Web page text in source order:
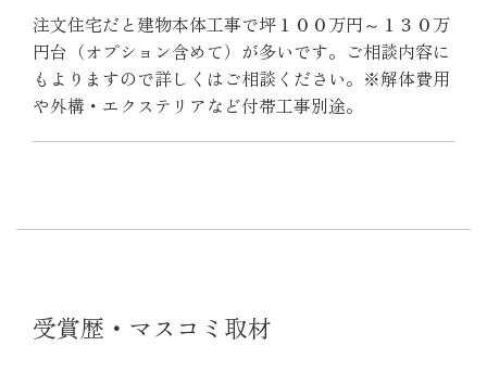
注文住宅だと建物本体工事で坪１００万円～１３０万
円台（オプション含めて）が多いです。ご相談内容に
もよりますので詳しくはご相談ください。※解体費用
や外構・エクステリアなど付帯工事別途。
受賞歴・マスコミ取材